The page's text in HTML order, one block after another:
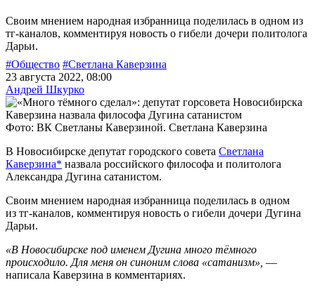
Своим мнением народная избранница поделилась в одном из
тг-каналов, комментируя новость о гибели дочери политолога
Дарьи.
#Общество #Светлана Каверзина
23 августа 2022, 08:00
Андрей Шкурко
Фото: ВК Светланы Каверзиной. Светлана Каверзина
В Новосибирске депутат городского совета Светлана
Каверзина* назвала российского философа и политолога
Александра Дугина сатанистом.
Своим мнением народная избранница поделилась в одном
из тг-каналов, комментируя новость о гибели дочери Дугина
Дарьи.
«В Новосибирске под именем Дугина много тёмного
происходило. Для меня он синоним слова «сатанизм», —
написала Каверзина в комментариях.